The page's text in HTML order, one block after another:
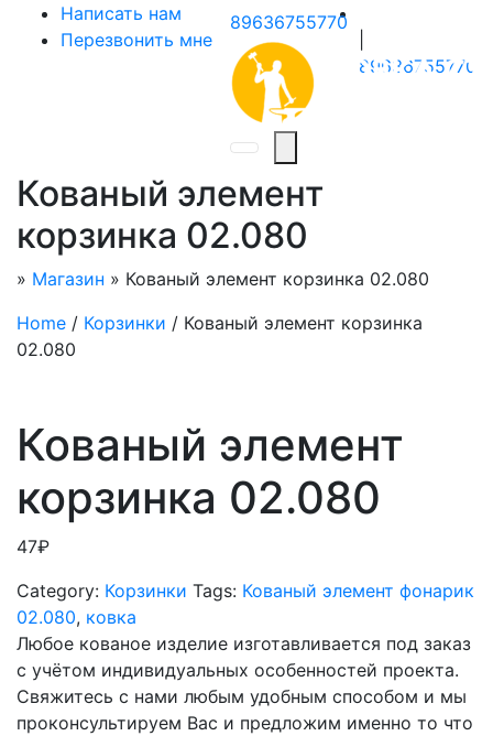
Написать нам
Перезвонить мне
89636755770
89636755770
Кованый элемент
корзинка 02.080
» Магазин » Кованый элемент корзинка 02.080
Home / Корзинки / Кованый элемент корзинка
02.080
Кованый элемент
корзинка 02.080
47₽
Category: Корзинки Tags: Кованый элемент фонарик
02.080, ковка
Любое кованое изделие изготавливается под заказ
с учётом индивидуальных особенностей проекта.
Свяжитесь с нами любым удобным способом и мы
проконсультируем Вас и предложим именно то что